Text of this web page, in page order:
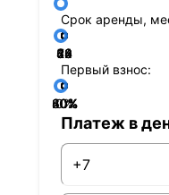
Срок аренды,
12
24
36
48
60
72
84
Первый взнос:
0%
20%
40%
60%
80%
Платеж в